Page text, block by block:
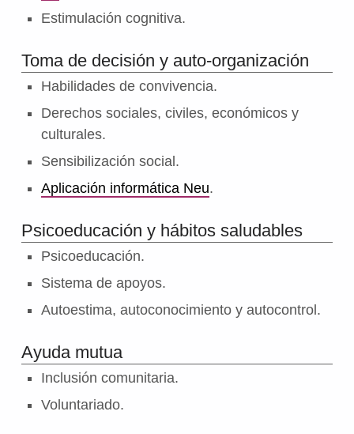
Estimulación cognitiva.
Toma de decisión y auto-organización
Habilidades de convivencia.
Derechos sociales, civiles, económicos y
culturales.
Sensibilización social.
Aplicación informática Neu.
Psicoeducación y hábitos saludables
Psicoeducación.
Sistema de apoyos.
Autoestima, autoconocimiento y autocontrol.
Ayuda mutua
Inclusión comunitaria.
Voluntariado.